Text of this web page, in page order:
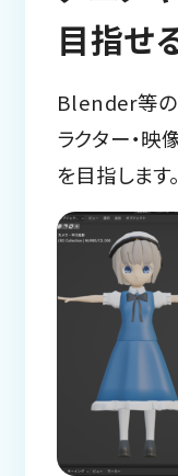
目指せ
Blender等の
ラクター・映
を目指します。